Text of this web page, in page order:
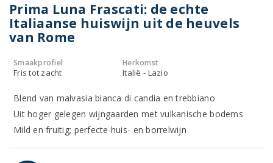
Prima Luna Frascati: de echte
Italiaanse huiswijn uit de heuvels
van Rome
Smaakprofiel
Fris tot zacht
Herkomst
Italië - Lazio
Blend van malvasia bianca di candia en trebbiano
Uit hoger gelegen wijngaarden met vulkanische bodems
Mild en fruitig; perfecte huis- en borrelwijn